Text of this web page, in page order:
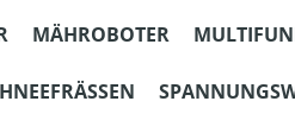
MÄHROBOTER